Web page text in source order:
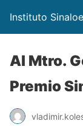
Instituto
Al Mtro.
Premio